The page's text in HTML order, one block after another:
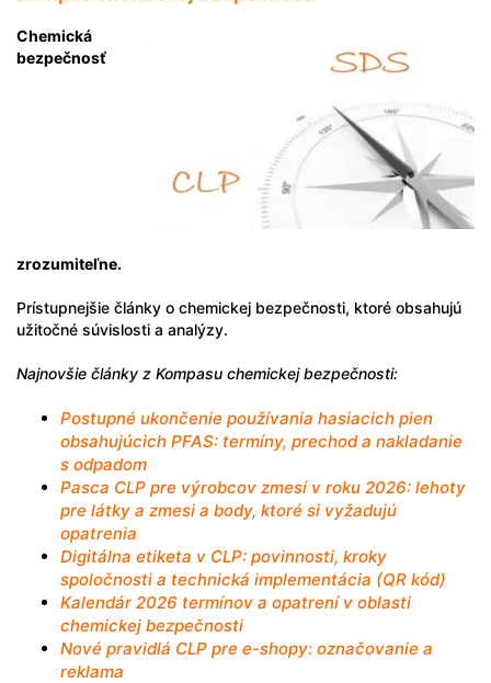
Chemická
bezpečnosť
zrozumiteľne.
Prístupnejšie články o chemickej bezpečnosti, ktoré obsahujú
užitočné súvislosti a analýzy.
Najnovšie články z Kompasu chemickej bezpečnosti:
Postupné ukončenie používania hasiacich pien
obsahujúcich PFAS: termíny, prechod a nakladanie
s odpadom
Pasca CLP pre výrobcov zmesí v roku 2026: lehoty
pre látky a zmesi a body, ktoré si vyžadujú
opatrenia
Digitálna etiketa v CLP: povinnosti, kroky
spoločnosti a technická implementácia (QR kód)
Kalendár 2026 termínov a opatrení v oblasti
chemickej bezpečnosti
Nové pravidlá CLP pre e-shopy: označovanie a
reklama